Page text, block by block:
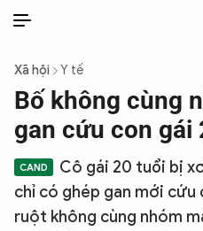
THỜI SỰ
CHỐNG DIỄN BIẾN HÒA BÌNH
CÔNG AN TRONG LÒNG DÂN
Xã hội Y tế
Bố không cùng
gan cứu con gái
Cô gái 20 tuổi bị
chỉ có ghép gan mới
ruột không cùng nhóm